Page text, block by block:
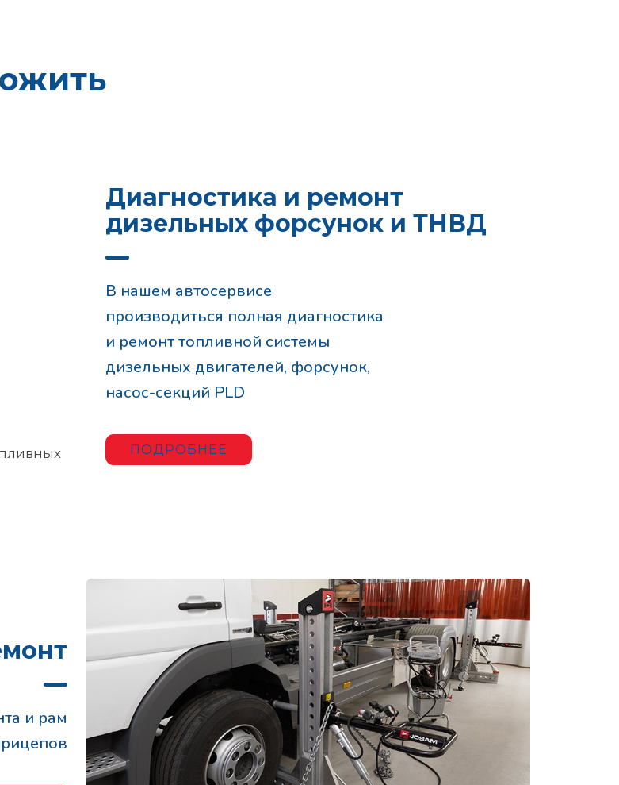
Диагностика и ремонт
дизельных форсунок и ТНВД
В нашем автосервисе
производиться полная диагностика
и ремонт топливной системы
дизельных двигателей, форсунок,
насос-секций PLD
ПОДРОБНЕЕ
и рам